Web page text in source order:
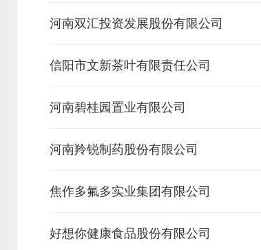
河南双汇投资发展股份有限公司
信阳市文新茶叶有限责任公司
河南碧桂园置业有限公司
河南羚锐制药股份有限公司
焦作多氟多实业集团有限公司
好想你健康食品股份有限公司